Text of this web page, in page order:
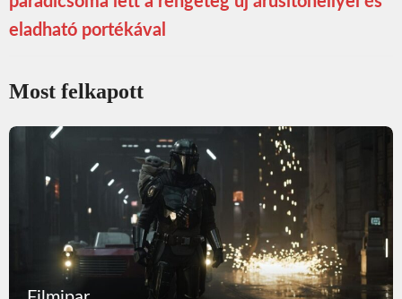
eladható portékával
Most felkapott